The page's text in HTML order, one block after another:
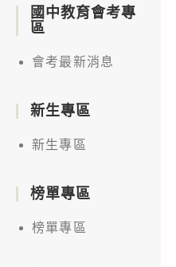
國中教育會考專
區
會考最新消息
新生專區
新生專區
榜單專區
榜單專區